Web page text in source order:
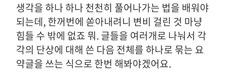
생각을 하나 하나 천천히 풀어나가는 법을 배워야
되는데, 한꺼번에 쏟아내려니 변비 걸린 것 마냥
힘들 수 밖에 없죠 뭐. 글들을 여러개로 나눠서 각
각의 단상에 대해 쓴 다음 전체를 하나로 묶는 요
약글을 쓰는 식으로 한번 해봐야겠어요.